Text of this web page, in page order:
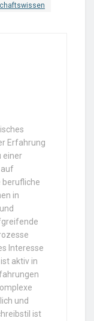
Erfahrung
einer
berufliche
in
Interesse
aktiv in
und
ist